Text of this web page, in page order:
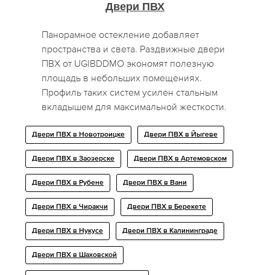
Двери ПВХ
Панорамное остекление добавляет
пространства и света. Раздвижные двери
ПВХ от UGIBDDMO экономят полезную
площадь в небольших помещениях.
Профиль таких систем усилен стальным
вкладышем для максимальной жесткости.
Двери ПВХ в Новотроицке Двери ПВХ в Йыгеве
Двери ПВХ в Заозерске Двери ПВХ в Артемовском
Двери ПВХ в Рубене Двери ПВХ в Вани
Двери ПВХ в Чиракчи Двери ПВХ в Берекете
Двери ПВХ в Нукусе Двери ПВХ в Калининграде
Двери ПВХ в Шаховской